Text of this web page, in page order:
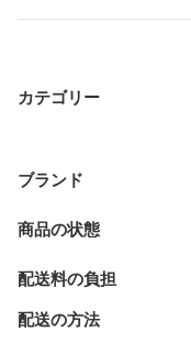
カテゴリー
ブランド
商品の状態
配送料の負担
配送の方法